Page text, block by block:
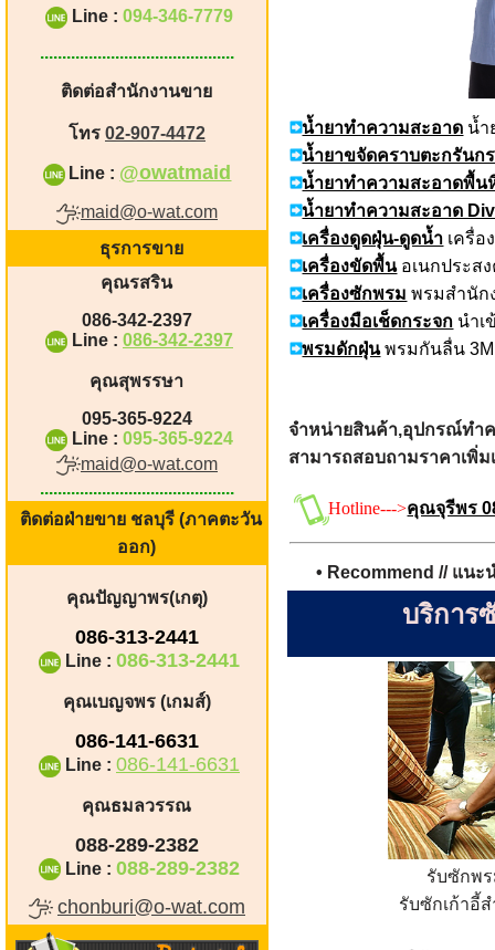
Line : 094-346-7779
............................................
ติดต่อสำนักงานขาย
โทร 02-907-4472
Line : @owatmaid
maid@o-wat.com
ธุรการขาย
คุณรสริน
086-342-2397
Line : 086-342-2397
คุณสุพรรษา
095-365-9224
Line : 095-365-9224
maid@o-wat.com
............................................
ติดต่อฝ่ายขาย ชลบุรี (ภาคตะวัน
ออก)
คุณปัญญาพร(เกตุ)
086-313-2441
Line : 086-313-2441
คุณเบญจพร (เกมส์)
086-141-6631
Line : 086-141-6631
คุณธมลวรรณ
088-289-2382
Line : 088-289-2382
chonburi@o-wat.com
น้ำยาทำความสะอาด น้ำ
น้ำยาขจัดคราบตะกรันก
น้ำยาทำความสะอาดพื้น
น้ำยาทำความสะอาด
เครื่องดูดฝุ่น-ดูดน้ำ เครื่อ
เครื่องขัดพื้นอเนกประส
เครื่องซักพรม พรมสำนัก
เครื่องมือเช็ดกระจก นำเ
พรมดักฝุ่นพรมกันลื่น 3M
จำหน่ายสินค้า,อุปกรณ์ทำ
สามารถสอบถามราคาเพิ่ม
Hotline--->คุณจุรีพร
• Recommend // แนะ
บริการ
รับซักพ
รับซักเก้าอี้